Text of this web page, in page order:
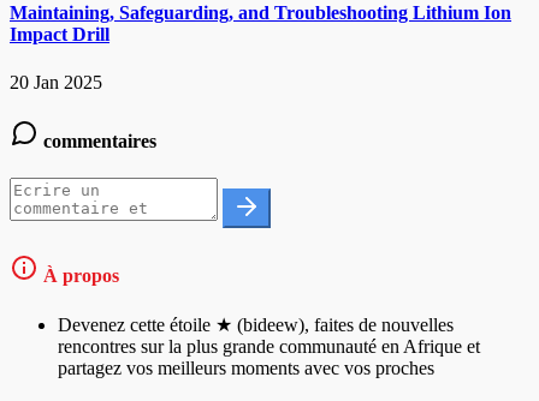
Maintaining, Safeguarding, and Troubleshooting Lithium Ion
Impact Drill
20 Jan 2025
commentaires
À propos
Devenez cette étoile ★ (bideew), faites de nouvelles
rencontres sur la plus grande communauté en Afrique et
partagez vos meilleurs moments avec vos proches